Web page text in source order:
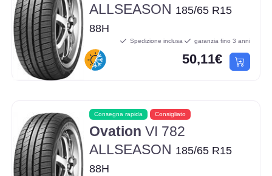
ALLSEASON 185/65 R15
88H
Spedizione inclusa garanzia fino 3 anni
50,11€
Consegna rapida Consigliato
Ovation VI 782
ALLSEASON 185/65 R15
88H